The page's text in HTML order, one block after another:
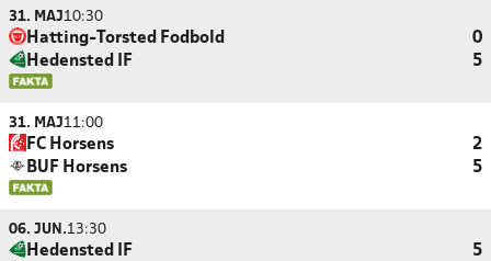
31. MAJ10:30
Hatting-Torsted Fodbold
0
Hedensted IF
5
31. MAJ11:00
FC Horsens
2
BUF Horsens
5
06. JUN.13:30
Hedensted IF
5